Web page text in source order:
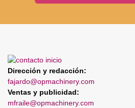
Dirección y redacción:
fajardo@opmachinery.com
Ventas y publicidad:
mfraile@opmachinery.com